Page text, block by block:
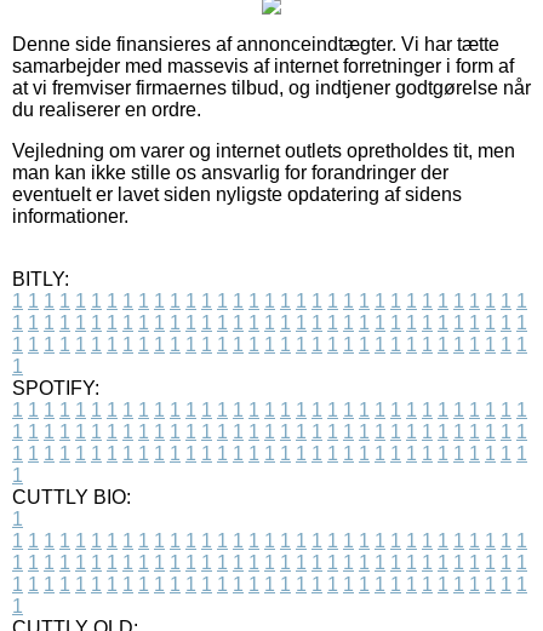
Denne side finansieres af annonceindtægter. Vi har tætte
samarbejder med massevis af internet forretninger i form af
at vi fremviser firmaernes tilbud, og indtjener godtgørelse når
du realiserer en ordre.
Vejledning om varer og internet outlets opretholdes tit, men
man kan ikke stille os ansvarlig for forandringer der
eventuelt er lavet siden nyligste opdatering af sidens
informationer.
BITLY:
1 1 1 1 1 1 1 1 1 1 1 1 1 1 1 1 1 1 1 1 1 1 1 1 1 1 1 1 1 1 1 1 1
1 1 1 1 1 1 1 1 1 1 1 1 1 1 1 1 1 1 1 1 1 1 1 1 1 1 1 1 1 1 1 1 1
1 1 1 1 1 1 1 1 1 1 1 1 1 1 1 1 1 1 1 1 1 1 1 1 1 1 1 1 1 1 1 1 1
1
SPOTIFY:
1 1 1 1 1 1 1 1 1 1 1 1 1 1 1 1 1 1 1 1 1 1 1 1 1 1 1 1 1 1 1 1 1
1 1 1 1 1 1 1 1 1 1 1 1 1 1 1 1 1 1 1 1 1 1 1 1 1 1 1 1 1 1 1 1 1
1 1 1 1 1 1 1 1 1 1 1 1 1 1 1 1 1 1 1 1 1 1 1 1 1 1 1 1 1 1 1 1 1
1
CUTTLY BIO:
1
1 1 1 1 1 1 1 1 1 1 1 1 1 1 1 1 1 1 1 1 1 1 1 1 1 1 1 1 1 1 1 1 1
1 1 1 1 1 1 1 1 1 1 1 1 1 1 1 1 1 1 1 1 1 1 1 1 1 1 1 1 1 1 1 1 1
1 1 1 1 1 1 1 1 1 1 1 1 1 1 1 1 1 1 1 1 1 1 1 1 1 1 1 1 1 1 1 1 1
1